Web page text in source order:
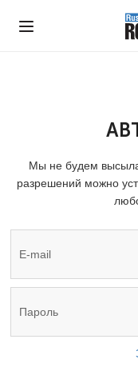
Мы не будем
разрешений можно